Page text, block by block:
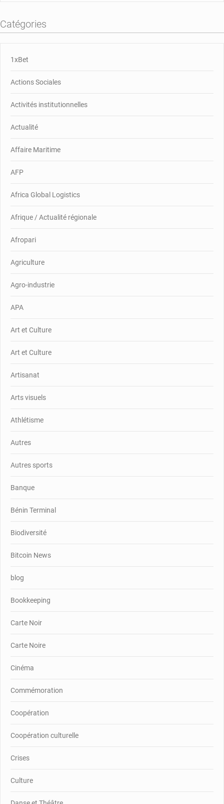
Catégories
1xBet
Actions Sociales
Activités institutionnelles
Actualité
Affaire Maritime
AFP
Africa Global Logistics
Afrique / Actualité régionale
Afropari
Agriculture
Agro-industrie
APA
Art et Culture
Art et Culture
Artisanat
Arts visuels
Athlétisme
Autres
Autres sports
Banque
Bénin Terminal
Biodiversité
Bitcoin News
blog
Bookkeeping
Carte Noir
Carte Noire
Cinéma
Commémoration
Coopération
Coopération culturelle
Crises
Culture